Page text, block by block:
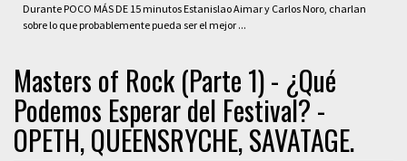
Durante POCO MÁS DE 15 minutos Estanislao Aimar y Carlos Noro, charlan
sobre lo que probablemente pueda ser el mejor ...
Masters of Rock (Parte 1) - ¿Qué
Podemos Esperar del Festival? -
OPETH, QUEENSRYCHE, SAVATAGE.